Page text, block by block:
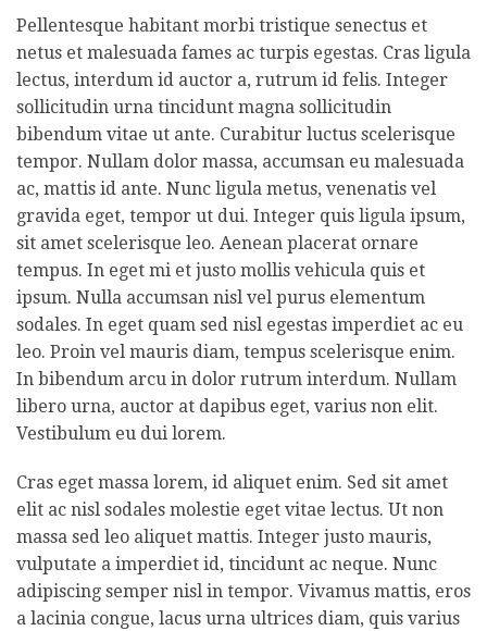
Pellentesque habitant morbi tristique senectus et
netus et malesuada fames ac turpis egestas. Cras ligula
lectus, interdum id auctor a, rutrum id felis. Integer
sollicitudin urna tincidunt magna sollicitudin
bibendum vitae ut ante. Curabitur luctus scelerisque
tempor. Nullam dolor massa, accumsan eu malesuada
ac, mattis id ante. Nunc ligula metus, venenatis vel
gravida eget, tempor ut dui. Integer quis ligula ipsum,
sit amet scelerisque leo. Aenean placerat ornare
tempus. In eget mi et justo mollis vehicula quis et
ipsum. Nulla accumsan nisl vel purus elementum
sodales. In eget quam sed nisl egestas imperdiet ac eu
leo. Proin vel mauris diam, tempus scelerisque enim.
In bibendum arcu in dolor rutrum interdum. Nullam
libero urna, auctor at dapibus eget, varius non elit.
Vestibulum eu dui lorem.
Cras eget massa lorem, id aliquet enim. Sed sit amet
elit ac nisl sodales molestie eget vitae lectus. Ut non
massa sed leo aliquet mattis. Integer justo mauris,
vulputate a imperdiet id, tincidunt ac neque. Nunc
adipiscing semper nisl in tempor. Vivamus mattis, eros
a lacinia congue, lacus urna ultrices diam, quis varius